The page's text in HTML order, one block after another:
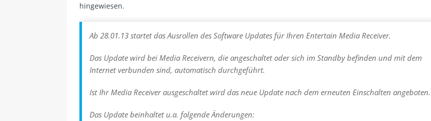
hingewiesen.
Ab 28.01.13 startet das Ausrollen des Software Updates für Ihren Entertain Media Receiver.
Das Update wird bei Media Receivern, die angeschaltet oder sich im Standby befinden und mit dem
Internet verbunden sind, automatisch durchgeführt.
Ist Ihr Media Receiver ausgeschaltet wird das neue Update nach dem erneuten Einschalten angeboten.
Das Update beinhaltet u.a. folgende Änderungen: